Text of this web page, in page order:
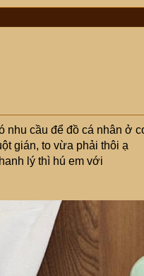
nhu cầu để đồ cá nhân ở
gián, to vừa phải thôi ạ
lý thì hú em với